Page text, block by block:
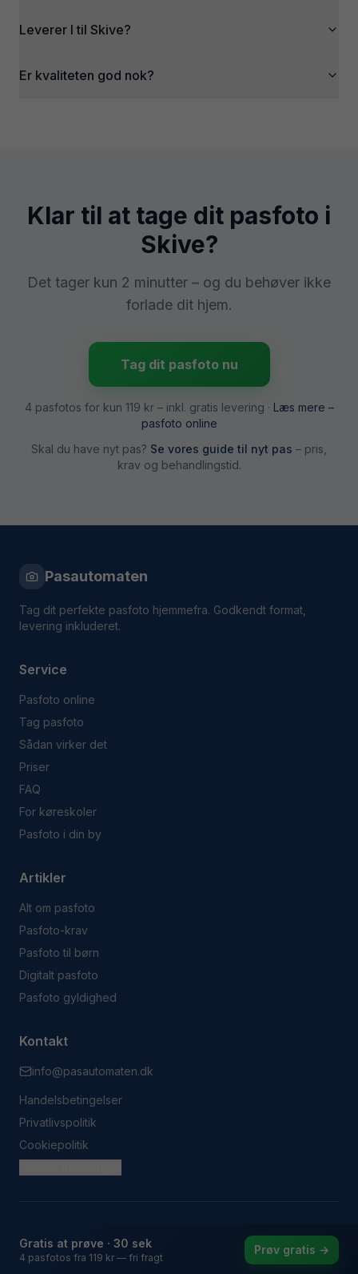
Leverer I til Skive?
Er kvaliteten god nok?
Klar til at tage dit pasfoto i
Skive?
Det tager kun 2 minutter – og du behøver ikke
forlade dit hjem.
Tag dit pasfoto nu
4 pasfotos for kun 119 kr– inkl. gratis levering · Læs mere –
pasfoto online
Skal du have nyt pas? Se vores guide til nyt pas – pris,
krav og behandlingstid.
Pasautomaten
Tag dit perfekte pasfoto hjemmefra. Godkendt format,
levering inkluderet.
Service
Pasfoto online
Tag pasfoto
Sådan virker det
Priser
FAQ
For køreskoler
Pasfoto i din by
Artikler
Alt om pasfoto
Pasfoto-krav
Pasfoto til børn
Digitalt pasfoto
Pasfoto gyldighed
Kontakt
info@pasautomaten.dk
Handelsbetingelser
Privatlivspolitik
Cookiepolitik
Gratis at prøve · 30 sek
4 pasfotos fra 119 kr — fri fragt
Prøv gratis →